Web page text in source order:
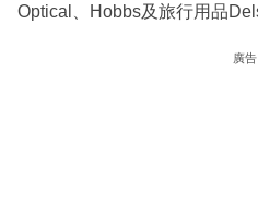
Optical、Hobbs及旅行用品
廣告